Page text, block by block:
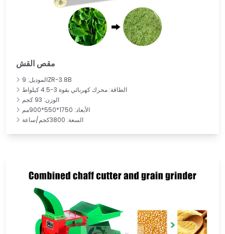
مقص القش
الموديل: 9ZR-3.8B
الطاقة: محرك كهربائي بقوة 3-4.5 كيلواط
الوزن: 93 كجم
الأبعاد: 1750*550*900مم
السعة: 3800كجم/ساعة